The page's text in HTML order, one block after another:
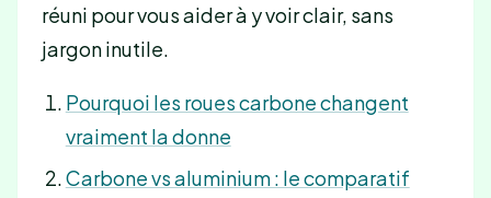
réuni pour vous aider à y voir clair, sans
jargon inutile.
Pourquoi les roues carbone changent
vraiment la donne
Carbone vs aluminium : le comparatif